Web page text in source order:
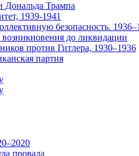
Дональда Трампа
1939-1941
безопасность.
до ликвидации
против Гитлера, 1930–1936
партия
провала